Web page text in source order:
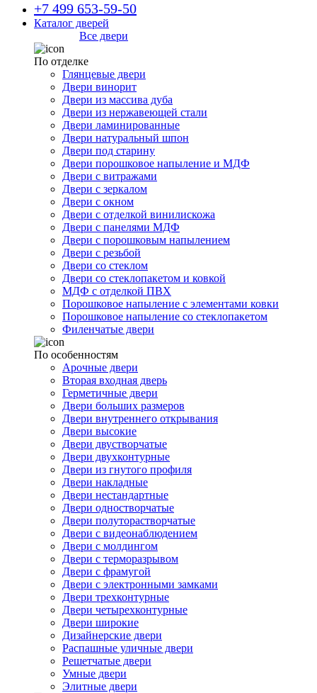
+7 499 653-59-50
Каталог дверей
Все двери
По отделке
Глянцевые двери
Двери винорит
Двери из массива дуба
Двери из нержавеющей стали
Двери ламинированные
Двери натуральный шпон
Двери под старину
Двери порошковое напыление и МДФ
Двери с витражами
Двери с зеркалом
Двери с окном
Двери с отделкой винилискожа
Двери с панелями МДФ
Двери с порошковым напылением
Двери с резьбой
Двери со стеклом
Двери со стеклопакетом и ковкой
МДФ с отделкой ПВХ
Порошковое напыление с элементами ковки
Порошковое напыление со стеклопакетом
Филенчатые двери
По особенностям
Арочные двери
Вторая входная дверь
Герметичные двери
Двери больших размеров
Двери внутреннего открывания
Двери высокие
Двери двустворчатые
Двери двухконтурные
Двери из гнутого профиля
Двери накладные
Двери нестандартные
Двери одностворчатые
Двери полуторастворчатые
Двери с видеонаблюдением
Двери с молдингом
Двери с терморазрывом
Двери с фрамугой
Двери с электронными замками
Двери трехконтурные
Двери четырехконтурные
Двери широкие
Дизайнерские двери
Распашные уличные двери
Решетчатые двери
Умные двери
Элитные двери